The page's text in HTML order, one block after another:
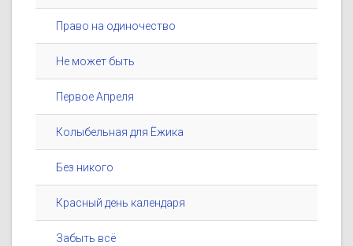
Право на одиночество
Не может быть
Первое Апреля
Колыбельная для Ёжика
Без никого
Красный день календаря
Забыть всё